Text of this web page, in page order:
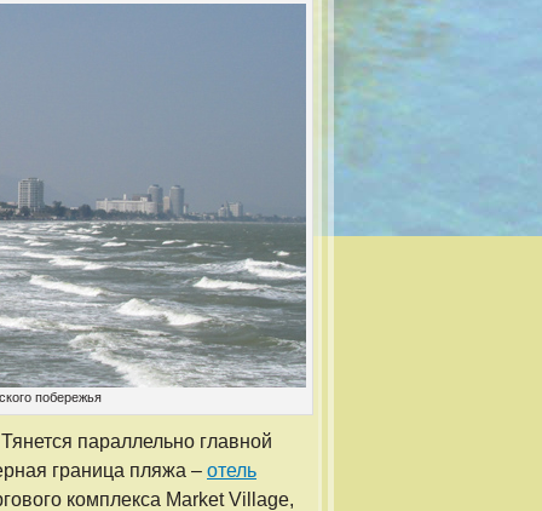
побережья
параллельно главной
граница пляжа – отель
комплекса Market Village,